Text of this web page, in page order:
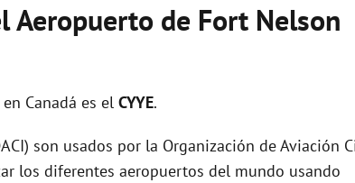
Aeropuerto de Fort Nelson
en Canadá es el CYYE.
son usados por la Organización de Aviación
los diferentes aeropuertos del mundo usando